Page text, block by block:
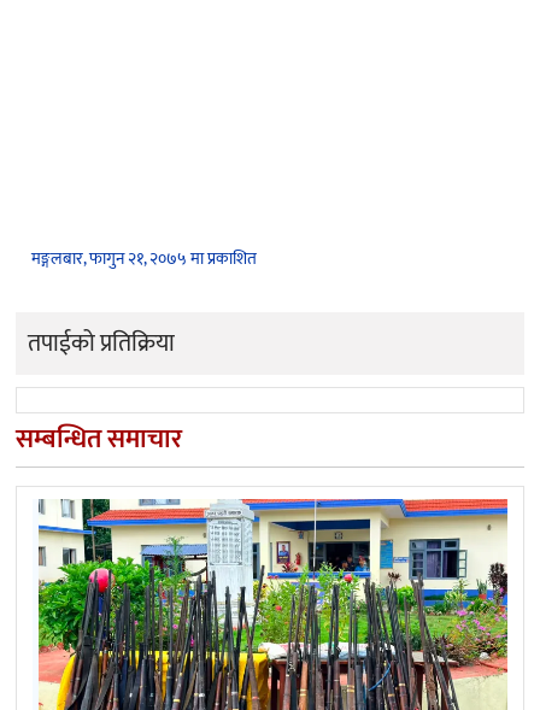
मङ्गलबार, फागुन २१, २०७५ मा प्रकाशित
तपाईको प्रतिक्रिया
सम्बन्धित समाचार